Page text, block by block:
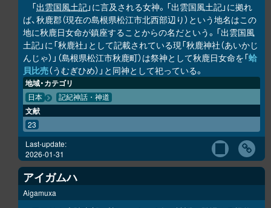
「出雲国風土記」に言及される女神。「出雲国風土記」に拠れ
ば、秋鹿郡（現在の島根県松江市北西部辺り）という地名はこの
地に秋鹿日女命が鎮座することからの名だという。「出雲国風
土記」に「秋鹿社」として記載されている現「秋鹿神社（あいかじ
んじゃ）」（島根県松江市秋鹿町）は祭神として秋鹿日女命を「蛤
貝比売（うむぎひめ）」と同神として祀っている。
地域・カテゴリ
日本 記紀神話・神道
文献
23
Last-update:
2026-01-31
アイガムハ
Aigamuxa